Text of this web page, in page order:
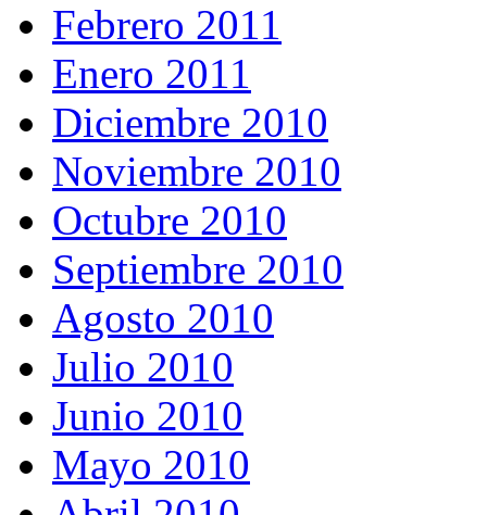
Febrero 2011
Enero 2011
Diciembre 2010
Noviembre 2010
Octubre 2010
Septiembre 2010
Agosto 2010
Julio 2010
Junio 2010
Mayo 2010